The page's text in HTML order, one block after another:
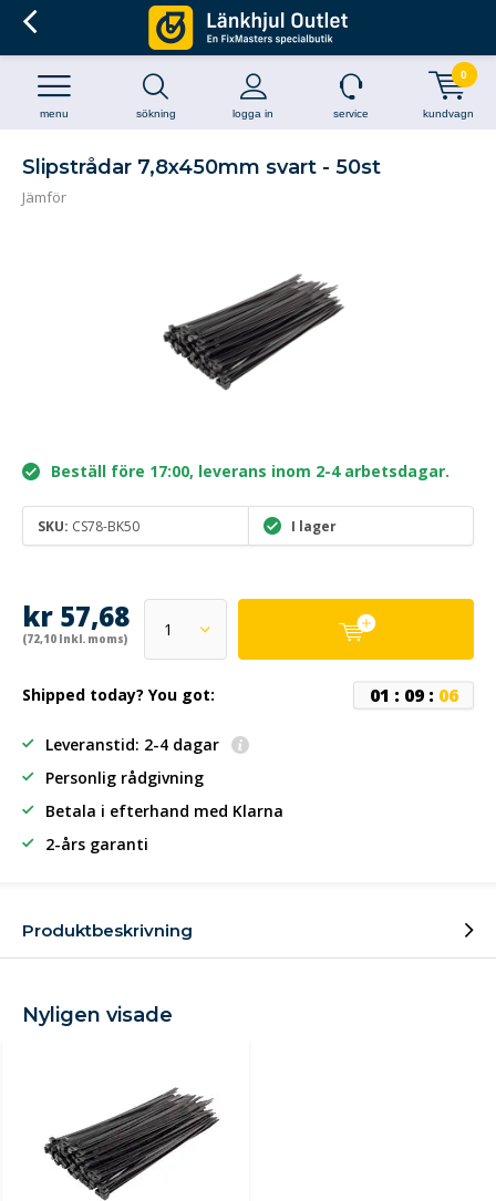
sökning logga in
menu service kundvagn
0
Slipstrådar 7,8x450mm svart - 50st
Jämför
Beställ före 17:00, leverans inom 2-4 arbetsdagar.
SKU: CS78-BK50 I lager
kr 57,68
(72,10 Inkl. moms)
Shipped today? You got: 01 : 09: 06
Leveranstid: 2-4 dagar
Personlig rådgivning
Betala i efterhand med Klarna
2-års garanti
Produktbeskrivning
Nyligen visade